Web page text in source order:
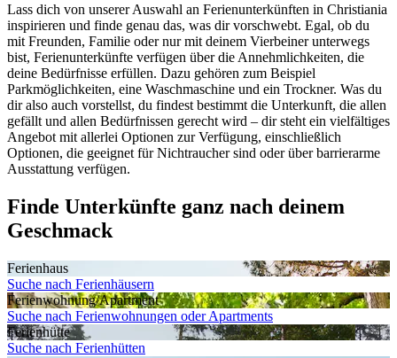
Lass dich von unserer Auswahl an Ferienunterkünften in Christiania
inspirieren und finde genau das, was dir vorschwebt. Egal, ob du
mit Freunden, Familie oder nur mit deinem Vierbeiner unterwegs
bist, Ferienunterkünfte verfügen über die Annehmlichkeiten, die
deine Bedürfnisse erfüllen. Dazu gehören zum Beispiel
Parkmöglichkeiten, eine Waschmaschine und ein Trockner. Was du
dir also auch vorstellst, du findest bestimmt die Unterkunft, die allen
gefällt und allen Bedürfnissen gerecht wird – dir steht ein vielfältiges
Angebot mit allerlei Optionen zur Verfügung, einschließlich
Optionen, die geeignet für Nichtraucher sind oder über barrierarme
Ausstattung verfügen.
Finde Unterkünfte ganz nach deinem
Geschmack
Ferienhaus
Suche nach Ferienhäusern
Ferienwohnung/Apartment
Suche nach Ferienwohnungen oder Apartments
Ferienhütte
Suche nach Ferienhütten